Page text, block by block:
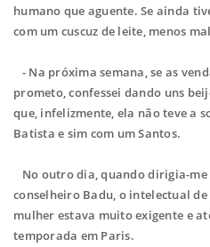
humano que aguente. Se ainda
com um cuscuz de leite, menos
- Na próxima semana, se as
prometo, confessei dando uns
que, infelizmente, ela não teve a
Batista e sim com um Santos.
No outro dia, quando dirigia-
conselheiro Badu, o intelectual
mulher estava muito exigente e
temporada em Paris.